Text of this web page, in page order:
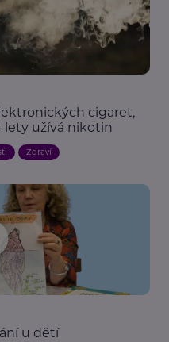
cigaret,
lety užívá nikotin
Zdraví
u dětí